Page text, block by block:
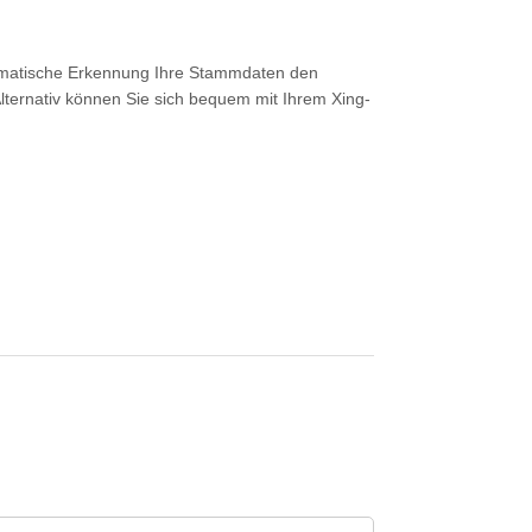
Erkennung Ihre Stammdaten den
können Sie sich bequem mit Ihrem Xing-